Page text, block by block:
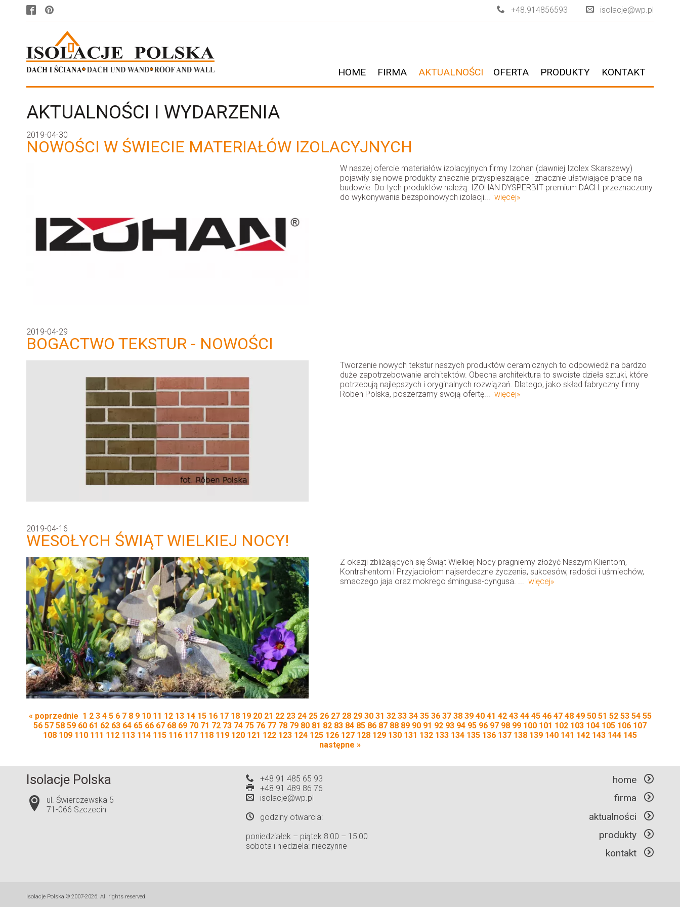
+48.914856593 isolacje@wp.pl
HOME FIRMA AKTUALNOŚCI OFERTA PRODUKTY KONTAKT
AKTUALNOŚCI I WYDARZENIA
2019-04-30
NOWOŚCI W ŚWIECIE MATERIAŁÓW IZOLACYJNYCH
W naszej ofercie materiałów izolacyjnych firmy Izohan (dawniej Izolex Skarszewy)
pojawiły się nowe produkty znacznie przyspieszające i znacznie ułatwiające prace na
budowie. Do tych produktów należą: IZOHAN DYSPERBIT premium DACH: przeznaczony
do wykonywania bezspoinowych izolacji... więcej»
2019-04-29
BOGACTWO TEKSTUR - NOWOŚCI
Tworzenie nowych tekstur naszych produktów ceramicznych to odpowiedź na bardzo
duże zapotrzebowanie architektów. Obecna architektura to swoiste dzieła sztuki, które
potrzebują najlepszych i oryginalnych rozwiązań. Dlatego, jako skład fabryczny firmy
Röben Polska, poszerzamy swoją ofertę... więcej»
2019-04-16
WESOŁYCH ŚWIĄT WIELKIEJ NOCY!
Z okazji zbliżających się Świąt Wielkiej Nocy pragniemy złożyć Naszym Klientom,
Kontrahentom i Przyjaciołom najserdeczne życzenia, sukcesów, radości i uśmiechów,
smaczego jaja oraz mokrego śmingusa-dyngusa. ... więcej»
« poprzednie 1 2 3 4 5 6 7 8 9 10 11 12 13 14 15 16 17 18 19 20 21 22 23 24 25 26 27 28 29 30 31 32 33 34 35 36 37 38 39 40 41 42 43 44 45 46 47 48 49 50 51 52 53 54 55
56 57 58 59 60 61 62 63 64 65 66 67 68 69 70 71 72 73 74 75 76 77 78 79 80 81 82 83 84 85 86 87 88 89 90 91 92 93 94 95 96 97 98 99 100 101 102 103 104 105 106 107
108 109 110 111 112 113 114 115 116 117 118 119 120 121 122 123 124 125 126 127 128 129 130 131 132 133 134 135 136 137 138 139 140 141 142 143 144 145
następne »
Isolacje Polska
ul. Świerczewska 5
71-066 Szczecin
+48 91 485 65 93
+48 91 489 86 76
isolacje@wp.pl
godziny otwarcia:
poniedziałek – piątek 8:00 – 15:00
sobota i niedziela: nieczynne
home
firma
aktualności
produkty
kontakt
Isolacje Polska © 2007-2026. All rights reserved.